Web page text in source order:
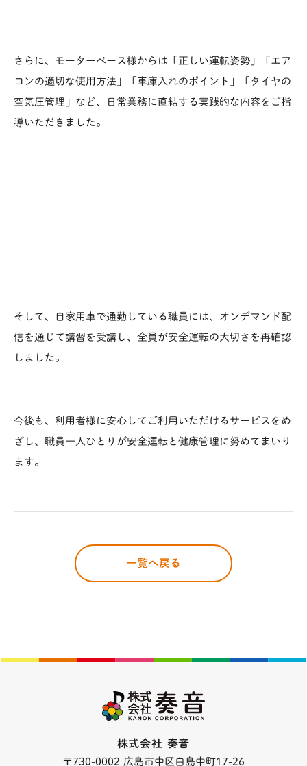
さらに、モーターベース様からは「正しい運転姿勢」「エア
コンの適切な使用方法」「車庫入れのポイント」「タイヤの
空気圧管理」など、日常業務に直結する実践的な内容をご指
導いただきました。
そして、自家用車で通勤している職員には、オンデマンド配
信を通じて講習を受講し、全員が安全運転の大切さを再確認
しました。
今後も、利用者様に安心してご利用いただけるサービスをめ
ざし、職員一人ひとりが安全運転と健康管理に努めてまいり
ます。
一覧へ戻る
株式会社 奏音
〒730-0002 広島市中区白島中町17-26